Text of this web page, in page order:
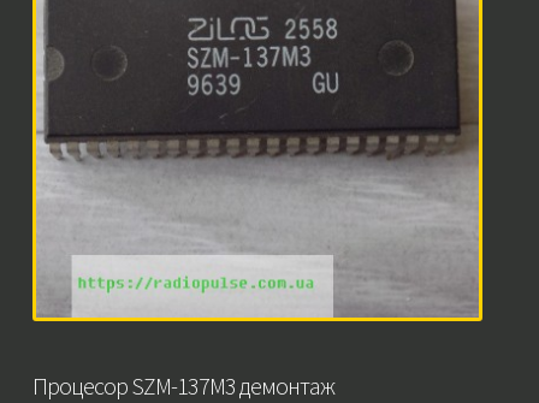
Посилання
Процесор SZM-137M3 демонтаж